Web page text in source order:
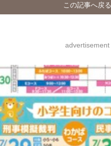
この記事へ戻る
advertisement